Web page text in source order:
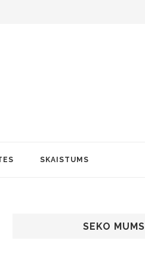
SKAISTUMS
SEKO MUMS